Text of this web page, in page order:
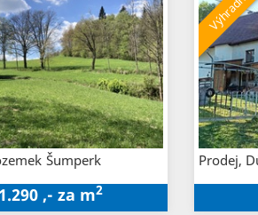
Šumperk
1.290 ,- za m2
Prodej,